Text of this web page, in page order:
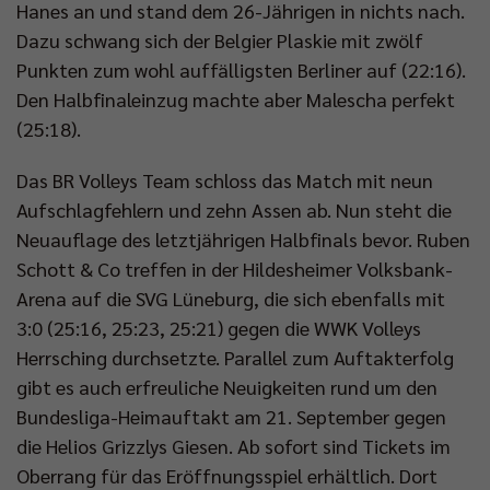
Hanes an und stand dem 26-Jährigen in nichts nach.
Dazu schwang sich der Belgier Plaskie mit zwölf
Punkten zum wohl auffälligsten Berliner auf (22:16).
Den Halbfinaleinzug machte aber Malescha perfekt
(25:18).
Das BR Volleys Team schloss das Match mit neun
Aufschlagfehlern und zehn Assen ab. Nun steht die
Neuauflage des letztjährigen Halbfinals bevor. Ruben
Schott & Co treffen in der Hildesheimer Volksbank-
Arena auf die SVG Lüneburg, die sich ebenfalls mit
3:0 (25:16, 25:23, 25:21) gegen die WWK Volleys
Herrsching durchsetzte. Parallel zum Auftakterfolg
gibt es auch erfreuliche Neuigkeiten rund um den
Bundesliga-Heimauftakt am 21. September gegen
die Helios Grizzlys Giesen. Ab sofort sind Tickets im
Oberrang für das Eröffnungsspiel erhältlich. Dort